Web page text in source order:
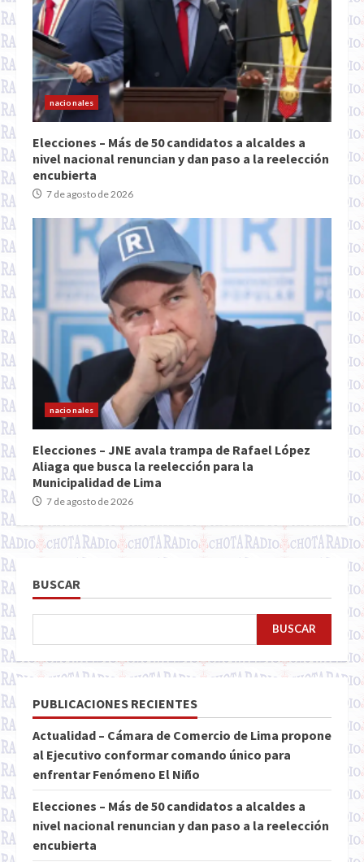
nacionales
Elecciones – Más de 50 candidatos a alcaldes a
nivel nacional renuncian y dan paso a la reelección
encubierta
7 de agosto de 2026
nacionales
Elecciones – JNE avala trampa de Rafael López
Aliaga que busca la reelección para la
Municipalidad de Lima
7 de agosto de 2026
BUSCAR
BUSCAR
PUBLICACIONES RECIENTES
Actualidad – Cámara de Comercio de Lima propone
al Ejecutivo conformar comando único para
enfrentar Fenómeno El Niño
Elecciones – Más de 50 candidatos a alcaldes a
nivel nacional renuncian y dan paso a la reelección
encubierta